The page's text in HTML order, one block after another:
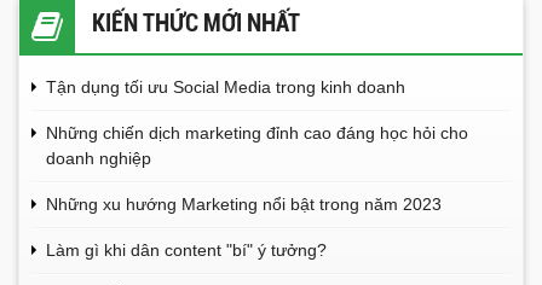
KIẾN THỨC MỚI NHẤT
Tận dụng tối ưu Social Media trong kinh doanh
Những chiến dịch marketing đỉnh cao đáng học hỏi cho
doanh nghiệp
Những xu hướng Marketing nổi bật trong năm 2023
Làm gì khi dân content "bí" ý tưởng?